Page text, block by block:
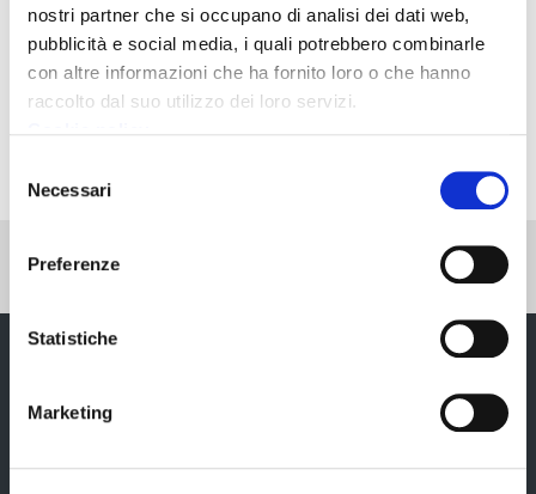
nostri partner che si occupano di analisi dei dati web,
pubblicità e social media, i quali potrebbero combinarle
con altre informazioni che ha fornito loro o che hanno
raccolto dal suo utilizzo dei loro servizi.
delNecessari
Preferenze
Statistiche
Marketing
Condividi
Pubblicato: 09 Giugno 2023